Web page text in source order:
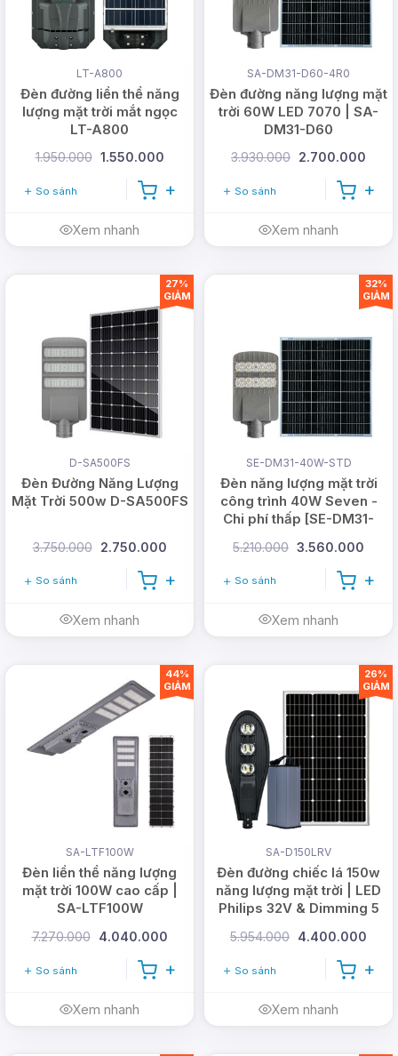
LT-A800
Đèn đường liền thể năng
lượng mặt trời mắt ngọc
LT-A800
1.950.000 1.550.000
So sánh
Xem nhanh
SA-DM31-D60-4R0
Đèn đường năng lượng mặt
trời 60W LED 7070 | SA-
DM31-D60
3.930.000 2.700.000
So sánh
Xem nhanh
D-SA500FS
Đèn Đường Năng Lượng
Mặt Trời 500w D-SA500FS
3.750.000 2.750.000
So sánh
Xem nhanh
27%
GIẢM
SE-DM31-40W-STD
Đèn năng lượng mặt trời
công trình 40W Seven -
Chi phí thấp [SE-DM31-
5.210.000 3.560.000
So sánh
Xem nhanh
32%
GIẢM
SA-LTF100W
Đèn liền thể năng lượng
mặt trời 100W cao cấp |
SA-LTF100W
7.270.000 4.040.000
So sánh
Xem nhanh
44%
GIẢM
SA-D150LRV
Đèn đường chiếc lá 150w
năng lượng mặt trời | LED
Philips 32V & Dimming 5
5.954.000 4.400.000
So sánh
Xem nhanh
26%
GIẢM